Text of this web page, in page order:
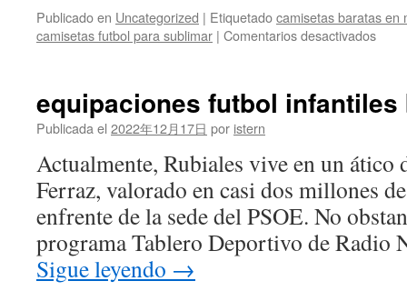
Publicado en Uncategorized | Etiquetadocamisetas baratas en
camisetas futbol para sublimar | Comentarios desactivadosen
equipaciones futbol infantiles
Publicada el 2022年12月17日 por istern
Actualmente, Rubiales vive en un ático
Ferraz, valorado en casi dos millones
enfrente de la sede del PSOE. No
programa Tablero Deportivo de Radio
Sigue leyendo →